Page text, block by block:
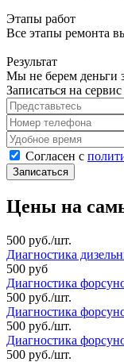
Этапы работ
Все этапы ремонта
Результат
Мы не берем деньги
Записаться на сервис
Представьтесь
Номер телефона
Удобное время
Согласен с
Согласен с
Цены на
500 руб./шт.
Диагностика
500 руб
Диагностика
500 руб./шт.
Диагностика
500 руб./шт.
Диагностика
500 руб./шт.